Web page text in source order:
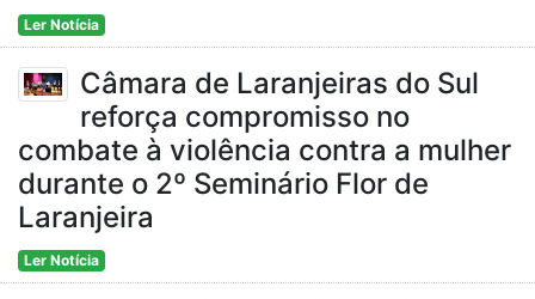
Ler Notícia
Câmara de Laranjeiras do Sul
reforça compromisso no
combate à violência contra a mulher
durante o 2º Seminário Flor de
Laranjeira
Ler Notícia